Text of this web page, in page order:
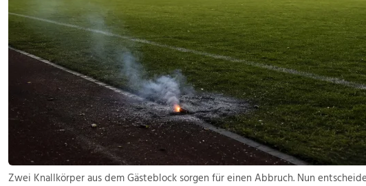
Zwei Knallkörper aus dem Gästeblock sorgen für einen Abbruch. Nun